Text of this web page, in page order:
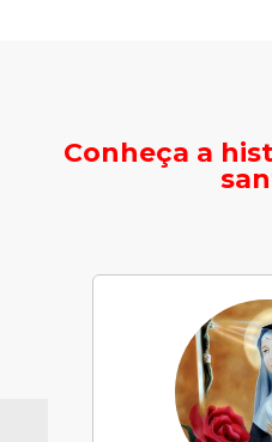
Conheça a